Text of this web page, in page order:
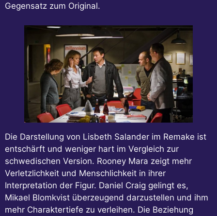
Gegensatz zum Original.
Die Darstellung von Lisbeth Salander im Remake ist
entschärft und weniger hart im Vergleich zur
schwedischen Version. Rooney Mara zeigt mehr
Verletzlichkeit und Menschlichkeit in ihrer
Interpretation der Figur. Daniel Craig gelingt es,
Mikael Blomkvist überzeugend darzustellen und ihm
mehr Charaktertiefe zu verleihen. Die Beziehung